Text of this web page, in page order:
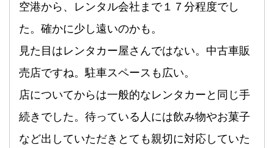
空港から、レンタル会社まで１７分程度でし
た。確かに少し遠いのかも。
見た目はレンタカー屋さんではない。中古車販
売店ですね。駐車スペースも広い。
店についてからは一般的なレンタカーと同じ手
続きでした。待っている人には飲み物やお菓子
など出していただきとても親切に対応していた